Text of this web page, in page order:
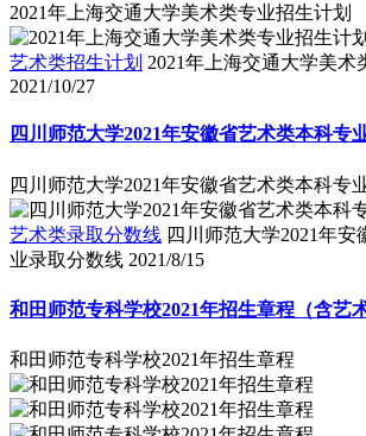
2021年上海交通大学美术类专业招生计划
艺术类招生计划 2021年上海交通大学美术
2021/10/27
四川师范大学2021年安徽省艺术类本科专
四川师范大学2021年安徽省艺术类本科专
艺术类录取分数线 四川师范大学2021年
业录取分数线 2021/8/15
和田师范专科学校2021年招生章程（含艺术
和田师范专科学校2021年招生章程